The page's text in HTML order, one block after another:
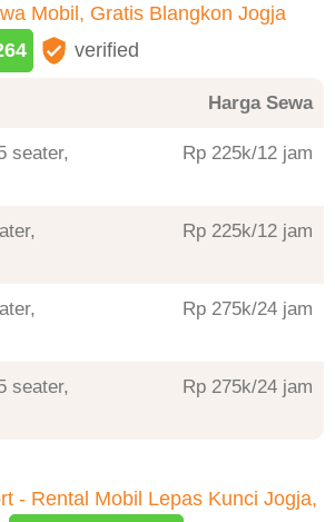
Mobil, Gratis Blangkon Jogja
verified
Harga Sewa
seater,
Rp 225 /12 jam
Rp 225 /12 jam
Rp 275 /24 jam
seater,
Rp 275 /24 jam
- Rental Mobil Lepas Kunci Jogja,